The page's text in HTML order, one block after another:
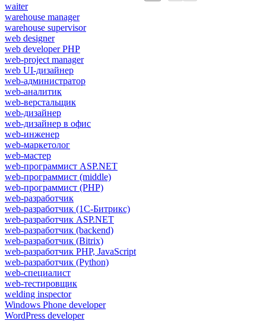
waiter
warehouse manager
warehouse supervisor
web designer
web developer PHP
web-project manager
web UI-дизайнер
web-администратор
web-аналитик
web-верстальщик
web-дизайнер
web-дизайнер в офис
web-инженер
web-маркетолог
web-мастер
web-программист ASP.NET
web-программист (middle)
web-программист (PHP)
web-разработчик
web-разработчик (1С-Битрикс)
web-разработчик ASP.NET
web-разработчик (backend)
web-разработчик (Bitrix)
web-разработчик PHP, JavaScript
web-разработчик (Python)
web-специалист
web-тестировщик
welding inspector
Windows Phone developer
WordPress developer